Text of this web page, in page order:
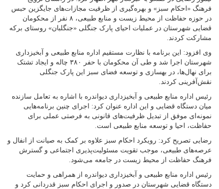
فرهنگ «احکام سبز» و بهره‌گیری از ظرفیت مجازات‌های جایگزین حبس
در حوزه حفاظت از محیط زیست و منابع طبیعی، ۸ نفر از محکومان
قضایی شهرستان در عملیات احیای پارک جنگلی «جنگلبان» روستای برکه
مشارکت کردند.
وی افزود: این برنامه با نظارت مستقیم اداره منابع طبیعی و آبخیزداری
شهرستان اجرا شد و طی آن محکومان با حفر ۳۸۰ چاله و ایجاد تشتک
برای نهال‌ها، در بهسازی و توسعه فضای سبز این پارک جنگلی
نقش‌آفرینی کردند.
رئیس اداره منابع طبیعی و آبخیزداری دیواندره با اشاره به تعامل سازنده
میان دستگاه قضایی و این اداره عنوان کرد: اجرای چنین برنامه‌هایی
نمونه‌ای موفق از تبدیل ظرفیت‌های قانونی به فرصتی عملی برای
حفاظت، احیا و توسعه منابع طبیعی است.
رضایی تصریح کرد: رویکرد احکام سبز علاوه بر کمک به صیانت از انفال و
عرصه‌های طبیعی، موجب تقویت مسئولیت‌پذیری اجتماعی و گسترش
فرهنگ حفاظت از محیط زیست در جامعه می‌شود.
رئیس اداره منابع طبیعی و آبخیزداری دیواندره از همراهی و حمایت
دستگاه قضایی شهرستان در صدور و اجرای احکام سبز قدردانی کرد و